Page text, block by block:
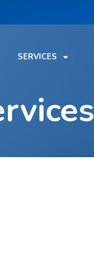
SERVICES